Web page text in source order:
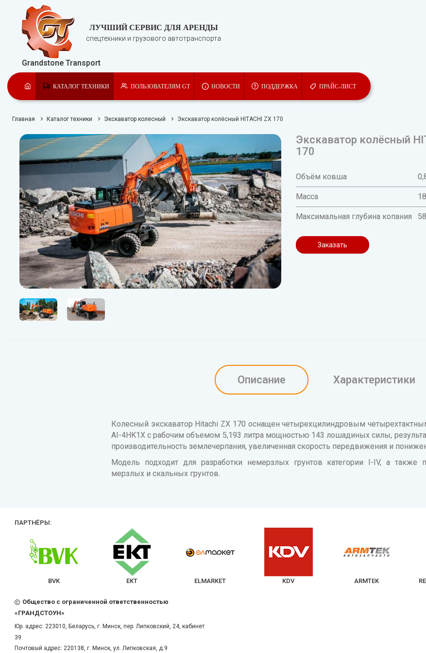
ЛУЧШИЙ СЕРВИС ДЛЯ АРЕНДЫ
спецтехники и грузового автотранспорта
Grandstone Transport
КАТАЛОГ ТЕХНИКИ ПОЛЬЗОВАТЕЛЯМ GT НОВОСТИ ПОДДЕРЖКА ПРАЙС-ЛИСТ
Главная Каталог техники Экскаватор колесный Экскаватор колёсный HITACHI ZX 170
Экскаватор колёсный
170
Объём ковша
Масса
Максимальная глубина копания
Заказать
Описание Характеристики
Колесный экскаватор Hitachi ZX 170 оснащен четырехцилиндровым
AI-4HK1X с рабочим объемом 5,193 литра мощностью 143 лошадиных силы,
производительность землечерпания, увеличенная скорость передвижения и
Модель подходит для разработки немерзлых грунтов категории I-IV, а также
мерзлых и скальных грунтов.
ПАРТНЁРЫ:
BVK EKT ELMARKET KDV ARMTEK
Общество с ограниченной ответственностью
«ГРАНДСТОУН»
Юр. адрес: 223010 Беларусь , г. Минск пер. Липковский, 24, кабинет
39.
Почтовый адрес: 220138, г. Минск, ул. Липковская, д.9